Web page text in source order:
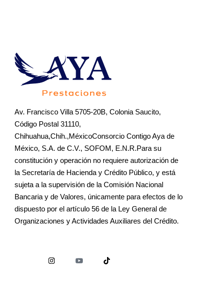
Av. Francisco Villa 5705-20B, Colonia Saucito,
Código Postal 31110,
Chihuahua,Chih.,MéxicoConsorcio Contigo Aya de
México, S.A. de C.V., SOFOM, E.N.R.Para su
constitución y operación no requiere autorización de
la Secretaría de Hacienda y Crédito Público, y está
sujeta a la supervisión de la Comisión Nacional
Bancaria y de Valores, únicamente para efectos de lo
dispuesto por el artículo 56 de la Ley General de
Organizaciones y Actividades Auxiliares del Crédito.